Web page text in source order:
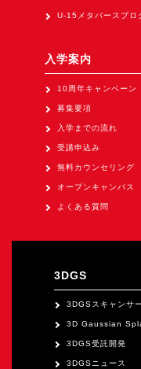
（1/8～10東京ビッグサ
Tsumiki Community
（5/27～28 秋葉原UDX
《求人》
U-15メタバースプロ
入学案内
10周年キャンペーン
募集要項
入学までの流れ
受講申込み
無料カウンセリング
オープンキャンパス
よくある質問
3DGS
3DGSスキャンサ
3D Gaussian
3DGS受託開発
3DGSニュース